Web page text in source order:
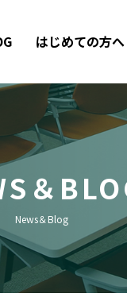
はじめての方へ
＆
News＆Blog